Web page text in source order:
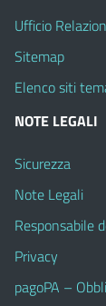
Ufficio
Sitemap
Elenco siti
NOTE LEGALI
Sicurezza
Note Legali
Responsabile
Privacy
pagoPA –